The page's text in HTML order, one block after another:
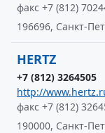
факс +7 (812)
196696, Санкт-
HERTZ
+7 (812) 3264505
http://
факс +7 (812)
190000, Санкт-